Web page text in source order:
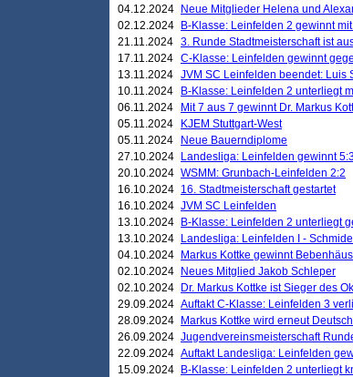
04.12.2024
Neue Mitglieder Helena und
02.12.2024
B-Klasse: Leinfelden 2 gewinnt
21.11.2024 3. Runde Stadtmeisterschaft ist
17.11.2024 C-Klasse: Leinfelden gewinnt
13.11.2024 JVM SC Leinfelden beendet: Luis
10.11.2024
B-Klasse: Leinfelden 2 unterliegt
06.11.2024
Mit 7 aus 7 gewinnt Dr. Markus
05.11.2024
KJEM Stuttgart-West
05.11.2024
Neue Bauerndiplome
27.10.2024
Landesliga: Leinfelden gewinnt
20.10.2024 WSMM: Grunbach-Leinfelden 2:2
16.10.2024 16. Stadtmeisterschaft gestartet
16.10.2024 JVM SC Leinfelden
13.10.2024
B-Klasse: Leinfelden 2 unterliegt
13.10.2024
Landesliga: Leinfelden I -
04.10.2024
Markus Kottke gewinnt
02.10.2024
Neues Mitglied Jakob Schleper
02.10.2024
Dr. Markus Kottke ist Sieger des
29.09.2024 Auftakt C-Klasse: Leinfelden 3
28.09.2024
Markus Kottke wird erneut
26.09.2024 Jugendvereinsmeisterschaft
22.09.2024 Auftakt Landesliga: Leinfelden
15.09.2024
B-Klasse: Leinfelden 2 unterliegt